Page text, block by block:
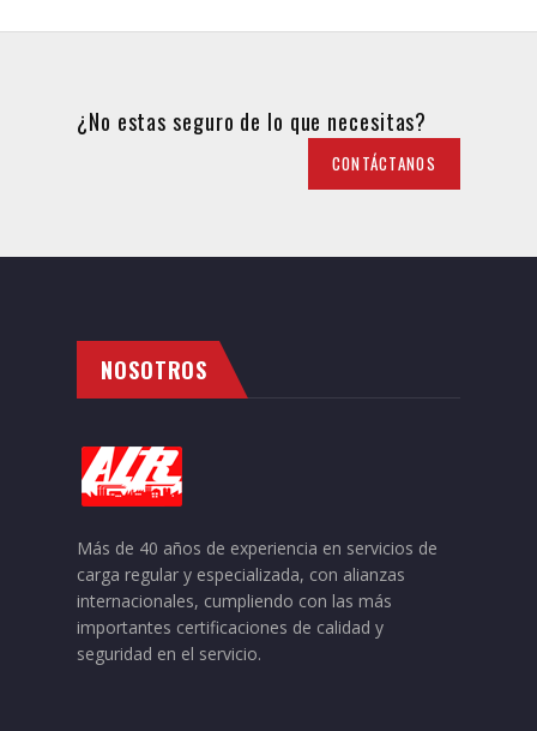
¿No estas seguro de lo que necesitas?
CONTÁCTANOS
NOSOTROS
Más de 40 años de experiencia en servicios de
carga regular y especializada, con alianzas
internacionales, cumpliendo con las más
importantes certificaciones de calidad y
seguridad en el servicio.